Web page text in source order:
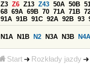
Start Rozkłady jazdy
Z3 Z6 Z13 Z43 50A 50B
68 69A 69B 70 71A 71B
91A 91B 91C 92A 92B 93
N1A N1B N2 N3A N3B N4A